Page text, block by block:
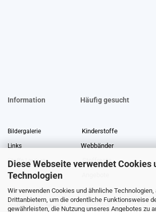
Diese Webseite verwendet Cookies
Technologien
Wir verwenden Cookies und ähnliche Technologien,
Drittanbietern, um die ordentliche Funktionsweise
gewährleisten, die Nutzung unseres Angebotes zu
Information Häufig gesucht
Bildergalerie Kinderstoffe
Links Webbänder
Stoffe Lexikon Stoffreste
Über uns
Gewerberabatt Meterware
Stoffe auf Rechnung